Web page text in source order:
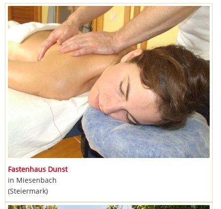
Fastenhaus Dunst
in Miesenbach
(Steiermark)